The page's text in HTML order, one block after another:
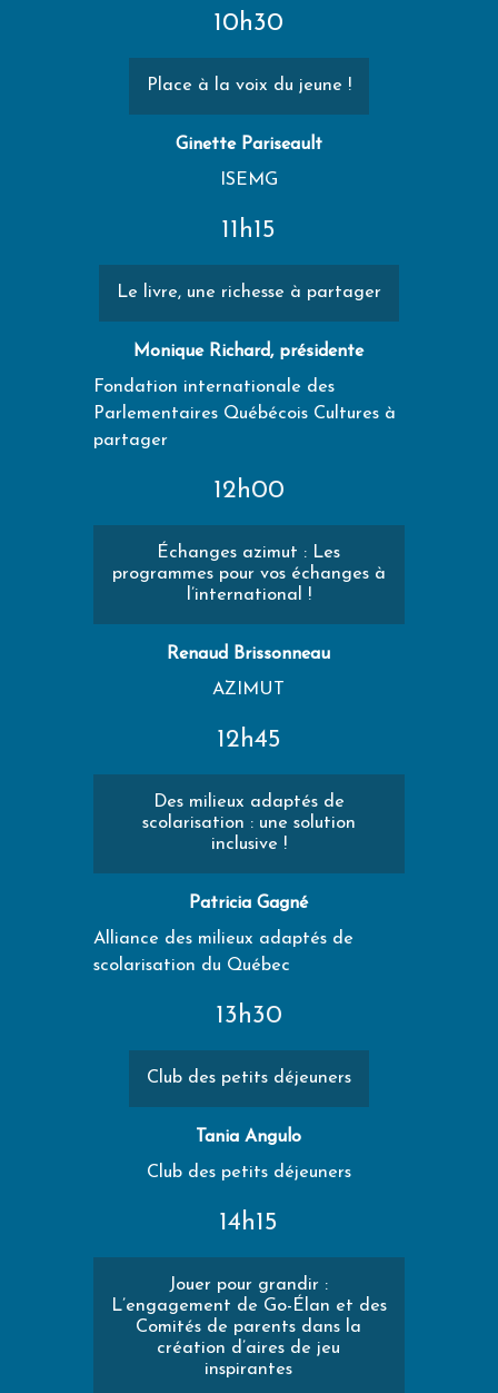
10h30
Place à la voix du jeune !
Ginette Pariseault
ISEMG
11h15
Le livre, une richesse à partager
Monique Richard, présidente
Fondation internationale des
Parlementaires Québécois Cultures à
partager
12h00
Échanges azimut : Les
programmes pour vos échanges à
l’international !
Renaud Brissonneau
AZIMUT
12h45
Des milieux adaptés de
scolarisation : une solution
inclusive !
Patricia Gagné
Alliance des milieux adaptés de
scolarisation du Québec
13h30
Club des petits déjeuners
Tania Angulo
Club des petits déjeuners
14h15
Jouer pour grandir :
L’engagement de Go-Élan et des
Comités de parents dans la
création d’aires de jeu
inspirantes